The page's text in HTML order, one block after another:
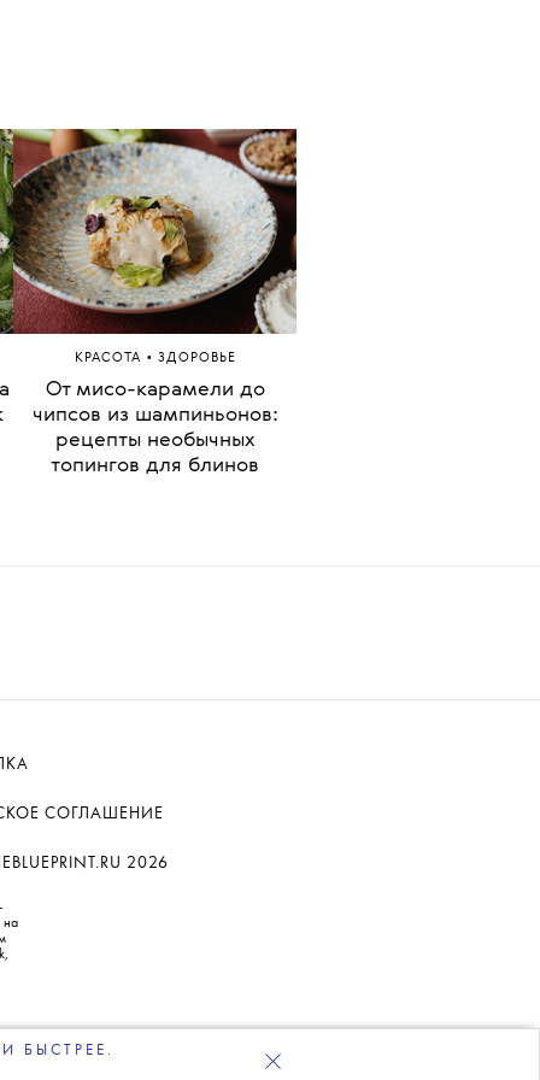
КРАСОТА • ЗДОРОВЬЕ
От мисо-карамели до
чипсов из шампиньонов:
рецепты необычных
топингов для блинов
СОГЛАШЕНИЕ
2026
на
БЫСТРЕЕ.